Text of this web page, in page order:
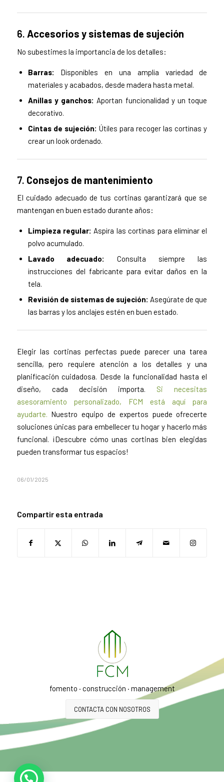
6. Accesorios y sistemas de sujeción
No subestimes la importancia de los detalles:
Barras: Disponibles en una amplia variedad de
materiales y acabados, desde madera hasta metal.
Anillas y ganchos: Aportan funcionalidad y un toque
decorativo.
Cintas de sujeción: Útiles para recoger las cortinas y
crear un look ordenado.
7. Consejos de mantenimiento
El cuidado adecuado de tus cortinas garantizará que se
mantengan en buen estado durante años:
Limpieza regular: Aspira las cortinas para eliminar el
polvo acumulado.
Lavado adecuado:
Consulta siempre las
instrucciones del fabricante para evitar daños en la
tela.
Revisión de sistemas de sujeción: Asegúrate de que
las barras y los anclajes estén en buen estado.
Elegir las cortinas perfectas puede parecer una tarea
sencilla, pero requiere atención a los detalles y una
planificación cuidadosa. Desde la funcionalidad hasta el
diseño, cada decisión importa. Si necesitas
asesoramiento personalizado, FCM está aquí para
ayudarte. Nuestro equipo de expertos puede ofrecerte
soluciones únicas para embellecer tu hogar y hacerlo más
funcional. ¡Descubre cómo unas cortinas bien elegidas
pueden transformar tus espacios!
06/01/2025
Compartir esta entrada
fomento · construcción · management
CONTACTA CON NOSOTROS